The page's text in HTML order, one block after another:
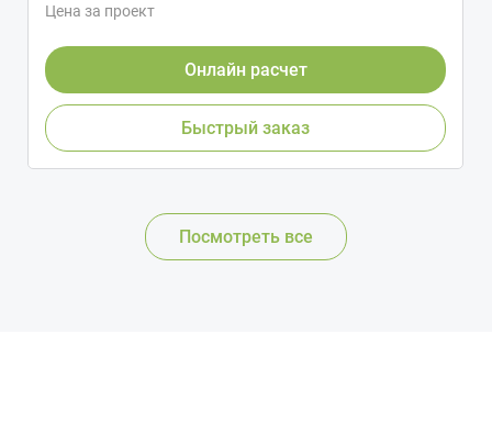
Цена за проект
Онлайн расчет
Быстрый заказ
Посмотреть все